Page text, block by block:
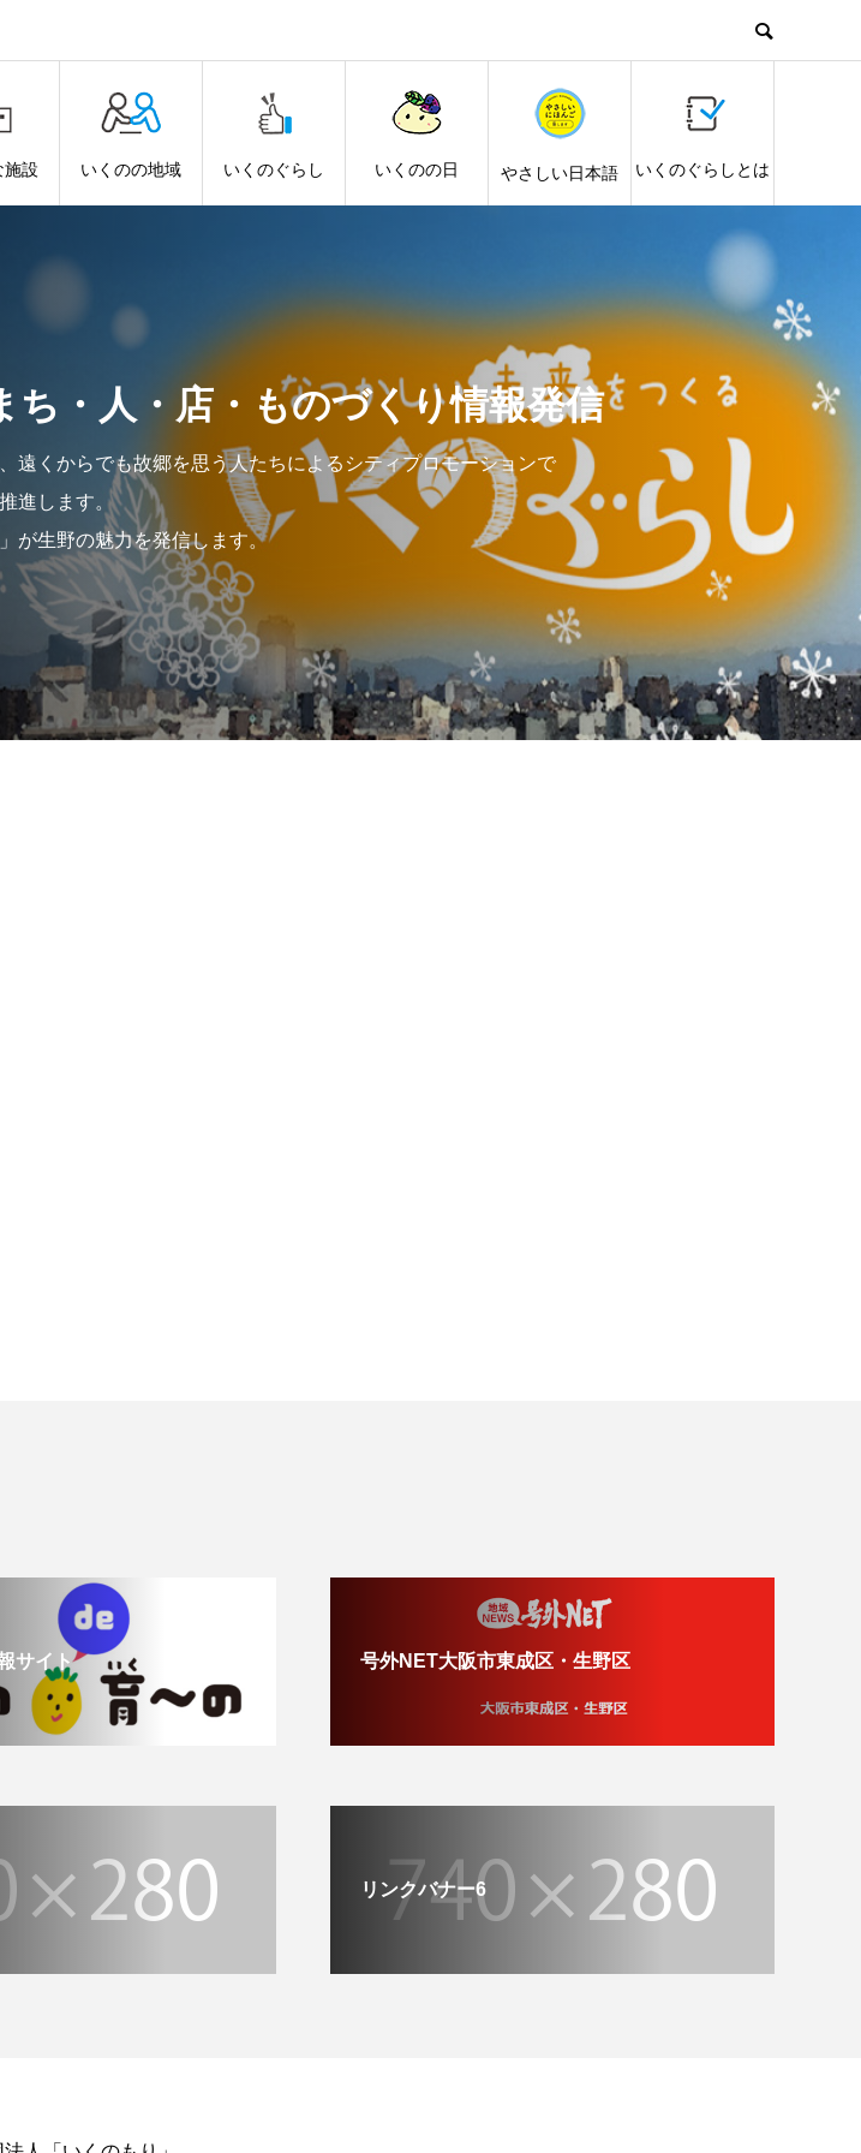
施設 いくのの地域 いくのぐらし いくのの日 やさしい日本語 いくのぐらしとは
ち・人・店・ものづくり情報発信
遠くからでも故郷を思う人たちによるシティプロモーションで
進します。
が生野の魅力を発信します。
サイト 号外NET大阪市東成区・生野区
リンクバナー6